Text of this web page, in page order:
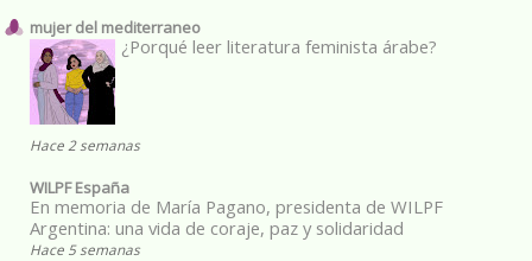
mujer del mediterraneo
¿Porqué leer literatura feminista árabe?
Hace 2 semanas
WILPF España
En memoria de María Pagano, presidenta de WILPF
Argentina: una vida de coraje, paz y solidaridad
Hace 5 semanas